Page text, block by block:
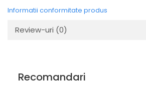
Informatii conformitate produs
Review-uri (0)
Recomandari